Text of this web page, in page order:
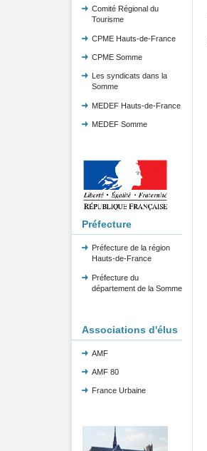
Comité Régional du
Tourisme
CPME Hauts-de-France
CPME Somme
Les syndicats dans la
Somme
MEDEF Hauts-de-France
MEDEF Somme
Préfecture
Préfecture de la région
Hauts-de-France
Préfecture du
département de la Somme
Associations d'élus
AMF
AMF 80
France Urbaine